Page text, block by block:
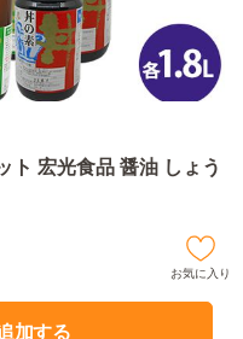
ト 宏光食品 醤油 しょう
お気に入り
加する